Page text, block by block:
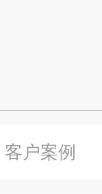
客户案例